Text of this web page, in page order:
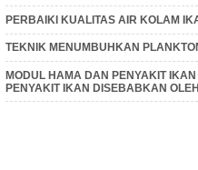
PERBAIKI KUALITAS AIR KOLAM
TEKNIK MENUMBUHKAN
MODUL HAMA DAN PENYAKIT
PENYAKIT IKAN DISEBABKAN